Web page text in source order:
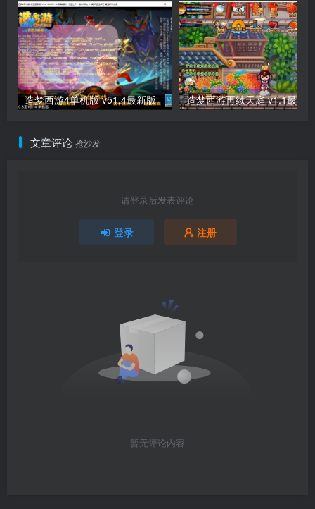
造梦西游4单机版 v51.4最新版 造梦西游再续天庭 v1.1最新
文章评论 抢沙发
请登录后发表评论
登录 注册
暂无评论内容